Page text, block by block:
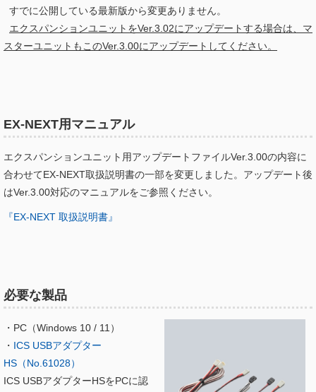
すでに公開している最新版から変更ありません。
エクスパンションユニットをVer.3.02にアップデートする場合は、マ
スターユニットもこのVer.3.00にアップデートしてください。
EX-NEXT用マニュアル
エクスパンションユニット用アップデートファイルVer.3.00の内容に
合わせてEX-NEXT取扱説明書の一部を変更しました。アップデート後
はVer.3.00対応のマニュアルをご参照ください。
『EX-NEXT 取扱説明書』
必要な製品
・PC（Windows 10 / 11）
・ ICS USBアダプター
HS（No.61028）
ICS USBアダプターHSをPCに認